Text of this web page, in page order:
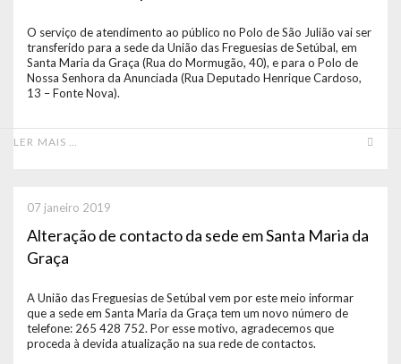
O serviço de atendimento ao público no Polo de São Julião vai ser
transferido para a sede da União das Freguesias de Setúbal, em
Santa Maria da Graça (Rua do Mormugão, 40), e para o Polo de
Nossa Senhora da Anunciada (Rua Deputado Henrique Cardoso,
13 – Fonte Nova).
LER MAIS …
Alteração de contacto da sede em Santa Maria da
Graça
07 janeiro 2019
A União das Freguesias de Setúbal vem por este meio informar
que a sede em Santa Maria da Graça tem um novo número de
telefone: 265 428 752. Por esse motivo, agradecemos que
proceda à devida atualização na sua rede de contactos.